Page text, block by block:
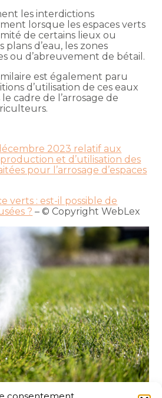
les interdictions
lorsque les espaces verts
de certains lieux ou
plans d’eau, les zones
ou d’abreuvement de bétail.
est également paru
d’utilisation de ces eaux
cadre de l’arrosage de
2023 relatif aux
et d’utilisation des
pour l’arrosage d’espaces
verts : est-il possible de
? – © Copyright WebLex